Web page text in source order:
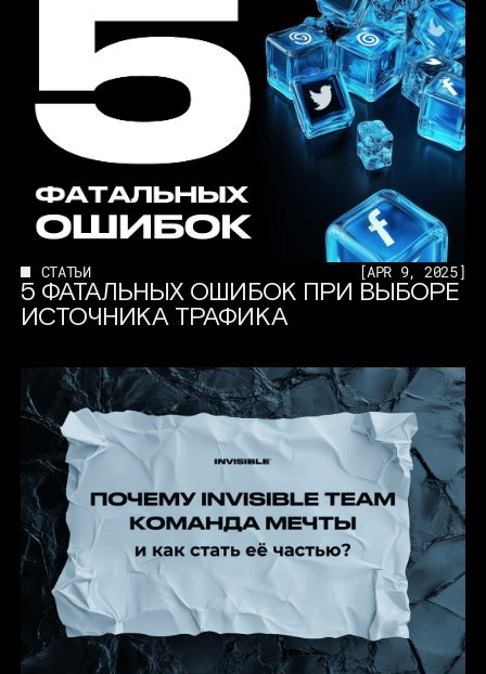
СТАТЬИ [APR 9, 2025]
5 ФАТАЛЬНЫХ ОШИБОК ПРИ ВЫБОРЕ
ИСТОЧНИКА ТРАФИКА